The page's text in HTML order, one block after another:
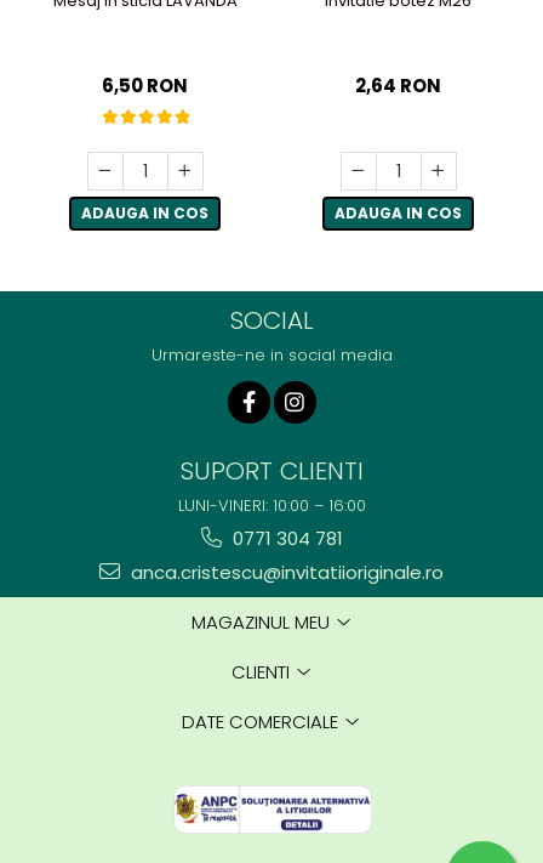
6,50 RON
ADAUGA IN COS
2,64 RON
ADAUGA IN COS
SOCIAL
Urmareste-ne in social media
SUPORT CLIENTI
LUNI-VINERI: 10:00 – 16:00
0771 304 781
anca.cristescu@invitatiioriginale.ro
MAGAZINUL MEU
CLIENTI
DATE COMERCIALE